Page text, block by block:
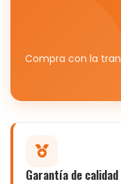
Compra con la
Garantía de calidad